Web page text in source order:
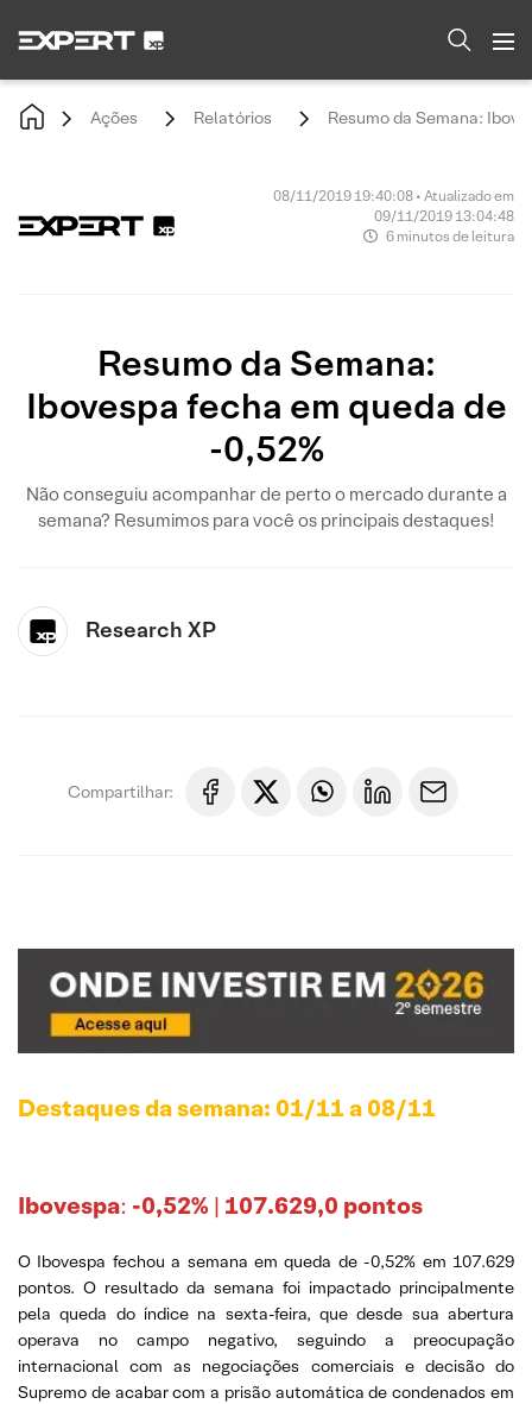
Ações Relatórios Resumo da Semana:
08/11/2019 19:40:08 • Atualizado em
09/11/2019 13:04:48
6 minutos de leitura
Resumo da Semana:
Ibovespa fecha em queda de
-0,52%
Não conseguiu acompanhar de perto o mercado durante a
semana? Resumimos para você os principais destaques!
Research XP
Compartilhar:
Destaques da semana: 01/11 a08/11
Ibovespa: -0,52%| 107.629,0 pontos
O Ibovespa fechou a semana em queda de -0,52% em 107.629
pontos. O resultado da semana foi impactado principalmente
pela queda do índice na sexta-feira, que desde sua abertura
operava no campo negativo, seguindo a preocupação
internacional com as negociações comerciais e decisão do
Supremo de acabar com a prisão automática de condenados em